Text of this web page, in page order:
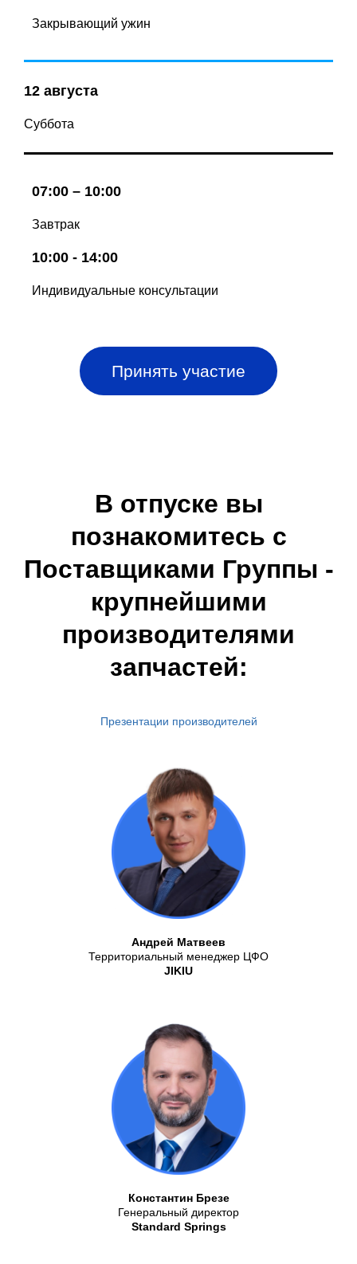
Закрывающий ужин
12 августа
Суббота
07:00 – 10:00
Завтрак
10:00 - 14:00
Индивидуальные консультации
Принять участие
В отпуске вы
познакомитесь с
Поставщиками Группы -
крупнейшими
производителями
запчастей:
Презентации производителей
Андрей Матвеев
Территориальный менеджер ЦФО
JIKIU
Константин Брезе
Генеральный директор
Standard Springs